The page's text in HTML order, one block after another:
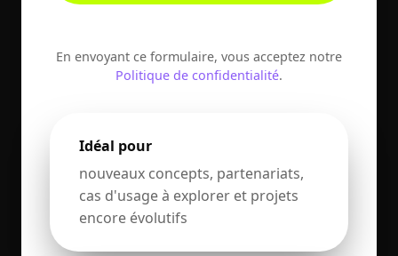
En envoyant ce formulaire, vous acceptez notre
Politique de confidentialité.
Idéal pour
nouveaux concepts, partenariats,
cas d'usage à explorer et projets
encore évolutifs